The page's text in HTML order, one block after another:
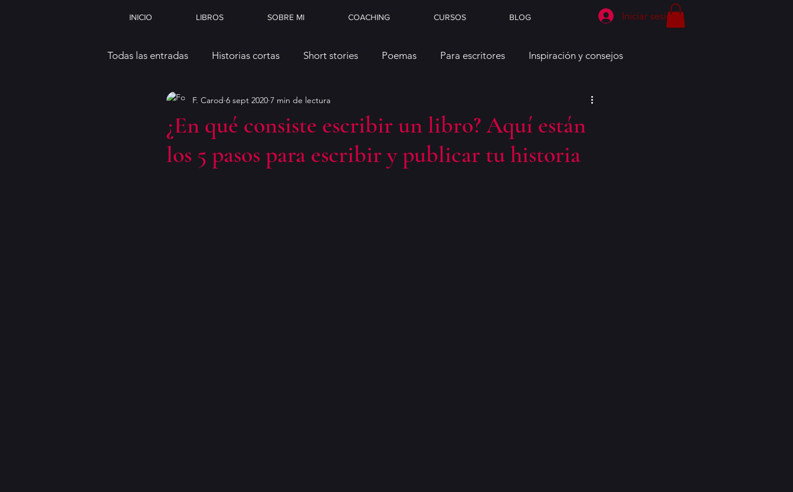
INICIO LIBROS SOBRE MI COACHING CURSOS BLOG Iniciar sesión
Todas las entradas Historias cortas Short stories Poemas Para escritores Inspiración y consejos
¿En qué consiste escribir un libro? Aquí están
los 5 pasos para escribir y publicar tu historia
F. Carod 6 sept 2020 7 min de lectura